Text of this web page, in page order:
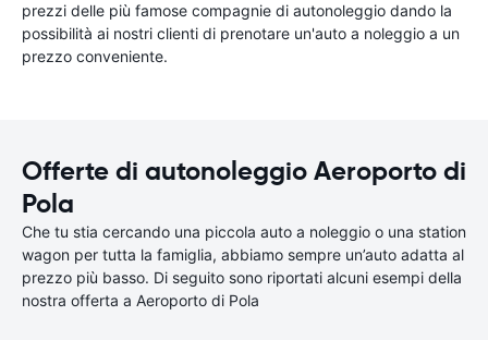
prezzi delle più famose compagnie di autonoleggio dando la
possibilità ai nostri clienti di prenotare un'auto a noleggio a un
prezzo conveniente.
Offerte di autonoleggio Aeroporto di
Pola
Che tu stia cercando una piccola auto a noleggio o una station
wagon per tutta la famiglia, abbiamo sempre un’auto adatta al
prezzo più basso. Di seguito sono riportati alcuni esempi della
nostra offerta a Aeroporto di Pola